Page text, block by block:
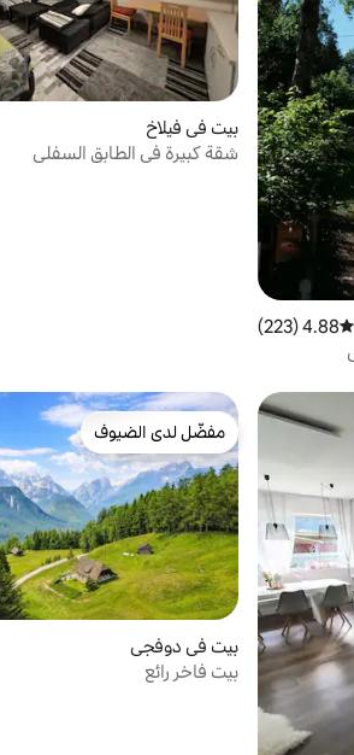
متوسط التقييم 4.88 من 5، 223 مراجعات
4.88 (223)
بيت في فيلاخ
شقة كبيرة في الطابق السفلي
مفضّل لدى الضيوف
مفضّل لدى الضيوف
بيت في دوفجي
بيت فاخر رائع